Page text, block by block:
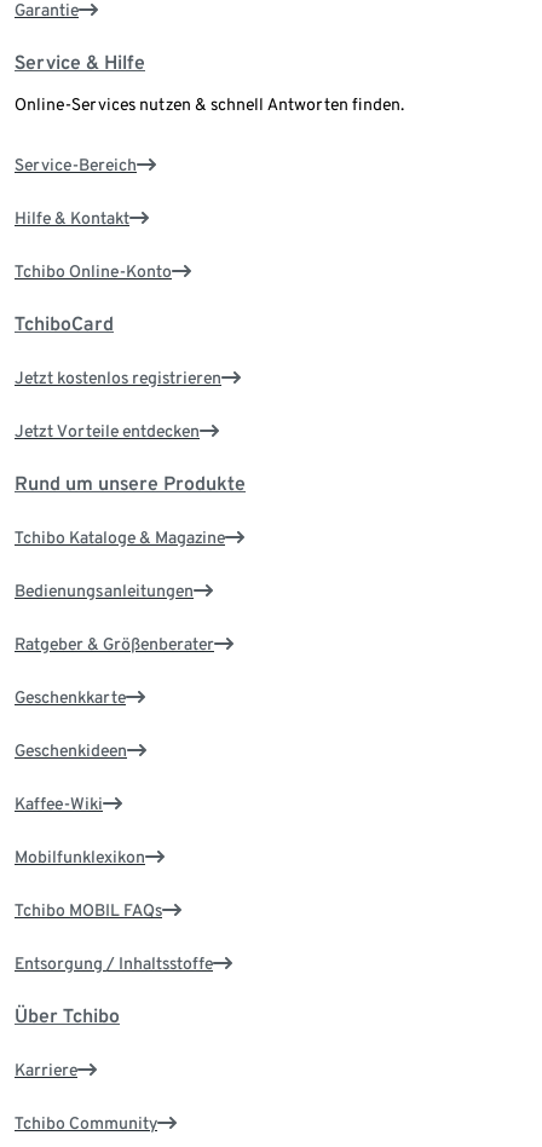
Garantie
Service & Hilfe
Online-Services nutzen & schnell Antworten finden.
Service-Bereich
Hilfe & Kontakt
Tchibo Online-Konto
TchiboCard
Jetzt kostenlos registrieren
Jetzt Vorteile entdecken
Rund um unsere Produkte
Tchibo Kataloge & Magazine
Bedienungsanleitungen
Ratgeber & Größenberater
Geschenkkarte
Geschenkideen
Kaffee-Wiki
Mobilfunklexikon
Tchibo MOBIL FAQs
Entsorgung / Inhaltsstoffe
Über Tchibo
Karriere
Tchibo Community